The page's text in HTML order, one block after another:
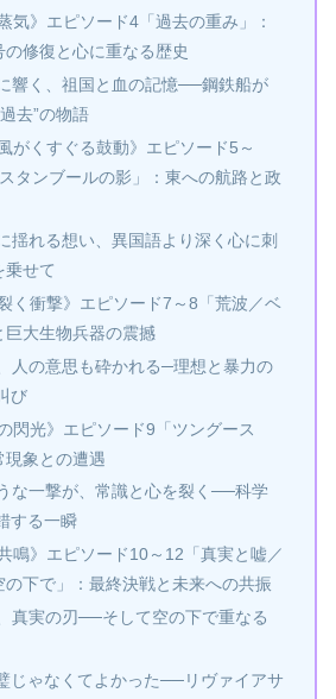
気》エピソード4「過去の重み」：
の修復と心に重なる歴史
響く、祖国と血の記憶──鋼鉄船が
去”の物語
がくすぐる鼓動》エピソード5～
タンブールの影」：東への航路と政
揺れる想い、異国語より深く心に刺
乗せて
く衝撃》エピソード7～8「荒波／ベ
巨大生物兵器の震撼
人の意思も砕かれる─理想と暴力の
び
閃光》エピソード9「ツングース
現象との遭遇
な一撃が、常識と心を裂く──科学
する一瞬
鳴》エピソード10～12「真実と嘘／
の下で」：最終決戦と未来への共振
真実の刃──そして空の下で重なる
じゃなくてよかった──リヴァイアサ